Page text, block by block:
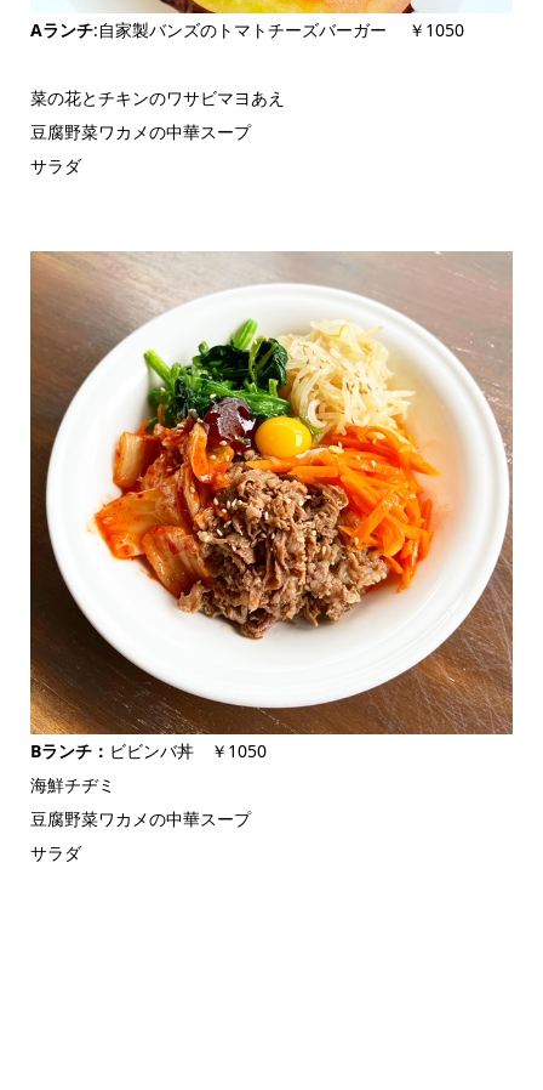
Aランチ:自家製バンズのトマトチーズバーガー ￥1050
菜の花とチキンのワサビマヨあえ
豆腐野菜ワカメの中華スープ
サラダ
Bランチ： ビビンバ丼 ￥1050
海鮮チヂミ
豆腐野菜ワカメの中華スープ
サラダ